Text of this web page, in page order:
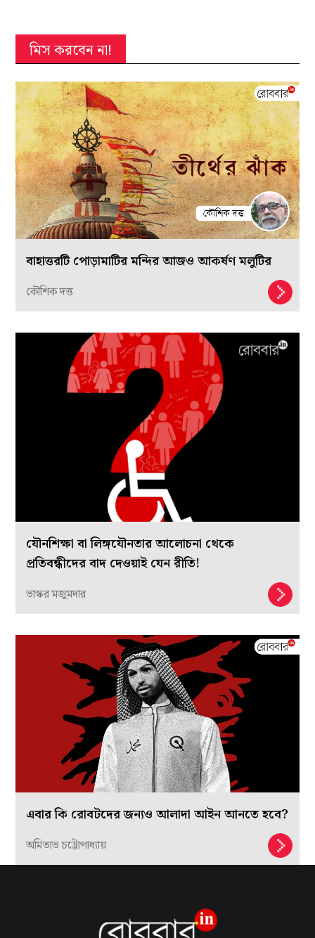
মিস করবেন না!
বাহাত্তরটি পোড়ামাটির মন্দির আজও আকর্ষণ মলুটির
কৌশিক দত্ত
যৌনশিক্ষা বা লিঙ্গযৌনতার আলোচনা থেকে
প্রতিবন্ধীদের বাদ দেওয়াই যেন রীতি!
ভাস্কর মজুমদার
এবার কি রোবটদের জন্যও আলাদা আইন আনতে হবে?
অমিতাভ চট্টোপাধ্যায়